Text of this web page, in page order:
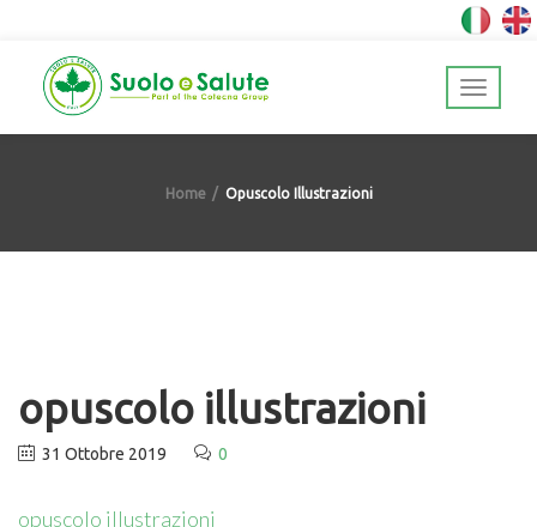
Home Opuscolo Illustrazioni
opuscolo illustrazioni
31 Ottobre 2019 0
opuscolo illustrazioni